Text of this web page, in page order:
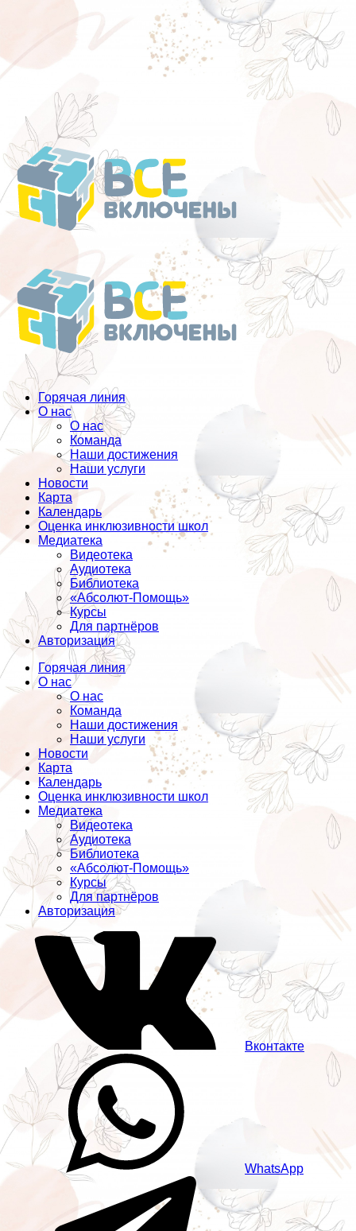
Перейти
к
содержанию
Горячая линия
О нас
О нас
Команда
Наши достижения
Наши услуги
Новости
Карта
Календарь
Оценка инклюзивности школ
Медиатека
Видеотека
Аудиотека
Библиотека
«Абсолют-Помощь»
Курсы
Для партнёров
Авторизация
Горячая линия
О нас
О нас
Команда
Наши достижения
Наши услуги
Новости
Карта
Календарь
Оценка инклюзивности школ
Медиатека
Видеотека
Аудиотека
Библиотека
«Абсолют-Помощь»
Курсы
Для партнёров
Авторизация
Вконтакте
WhatsApp